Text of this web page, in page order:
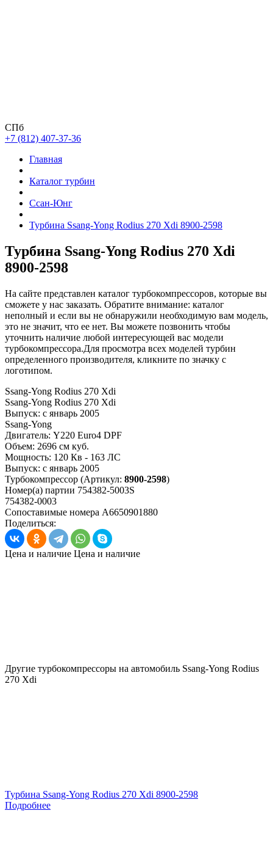
СПб
+7 (812) 407-37-36
Главная
Каталог турбин
Ссан-Юнг
Турбина Ssang-Yong Rodius 270 Xdi 8900-2598
Турбина Ssang-Yong Rodius 270 Xdi
8900-2598
На сайте представлен каталог турбокомпрессоров, которые вы
сможете у нас заказать. Обратите внимание: каталог
неполный и если вы не обнаружили необходимую вам модель,
это не значит, что ее нет. Вы можете позвонить чтобы
уточнить наличие любой интересующей вас модели
турбокомпрессора.Для просмотра всех моделей турбин
определенного производителя, кликните по значку с
логотипом.
Ssang-Yong Rodius 270 Xdi
Ssang-Yong Rodius 270 Xdi
Выпуск: с январь 2005
Ssang-Yong
Двигатель: Y220 Euro4 DPF
Объем: 2696 см куб.
Мощность: 120 Кв - 163 ЛС
Выпуск: с январь 2005
Турбокомпрессор (Артикул: 8900-2598)
Номер(а) партии 754382-5003S
754382-0003
Сопоставимые номера A6650901880
Поделиться:
Цена и наличие Цена и наличие
Другие турбокомпрессоры на автомобиль Ssang-Yong Rodius
270 Xdi
Турбина Ssang-Yong Rodius 270 Xdi 8900-2598
Подробнее